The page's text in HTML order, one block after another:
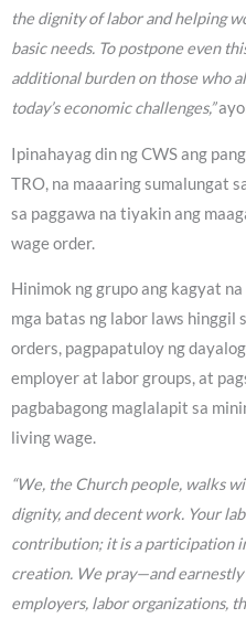
the dignity of labor and helping
basic needs. To postpone even
additional burden on those who
today’s economic challenges,”
Ipinahayag din ng CWS ang
TRO, na maaaring sumalungat
sa paggawa na tiyakin ang
wage order.
Hinimok ng grupo ang kagyat
mga batas ng labor laws hinggil
orders, pagpapatuloy ng
employer at labor groups, at
pagbabagong maglalapit sa
living wage.
“We, the Church people, walks
dignity, and decent work. Your
contribution; it is a participation
creation. We pray—and
employers, labor organizations,